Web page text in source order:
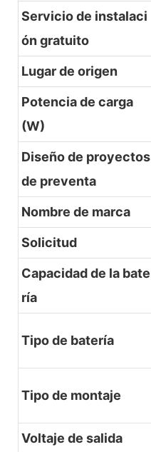
Servicio de instalaci
ón gratuito
Lugar de origen
Potencia de carga
(W)
Diseño de proyectos
de preventa
Nombre de marca
Solicitud
Capacidad de la bate
ría
Tipo de batería
Tipo de montaje
Voltaje de salida